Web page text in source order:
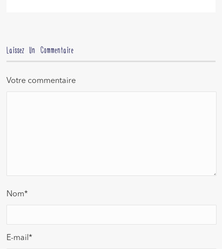
Laissez Un Commentaire
Votre commentaire
Nom*
E-mail*